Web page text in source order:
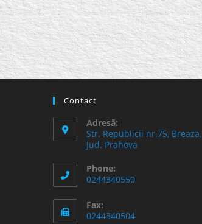
Contact
Adresă:
Str. Republicii nr.75, Breaza,
Jud. Prahova
Phone:
0244340550
Fax:
0244340504